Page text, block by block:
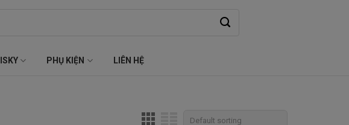
PHỤ KIỆN LIÊN HỆ